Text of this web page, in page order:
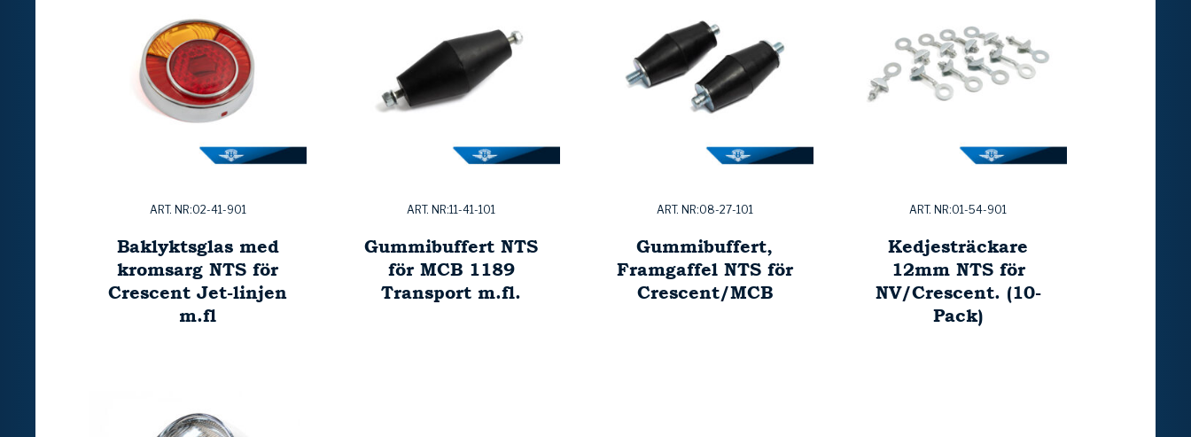
ART. NR:02-41-901
Baklyktsglas med
kromsarg NTS för
Crescent Jet-linjen
m.fl
ART. NR:11-41-101
Gummibuffert NTS
för MCB 1189
Transport m.fl.
ART. NR:08-27-101
Gummibuffert,
Framgaffel NTS för
Crescent/MCB
ART. NR:01-54-901
Kedjesträckare
12mm NTS för
NV/Crescent. (10-
Pack)